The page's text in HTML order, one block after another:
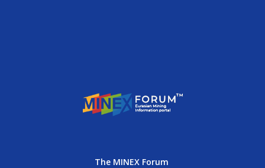
The MINEX Forum